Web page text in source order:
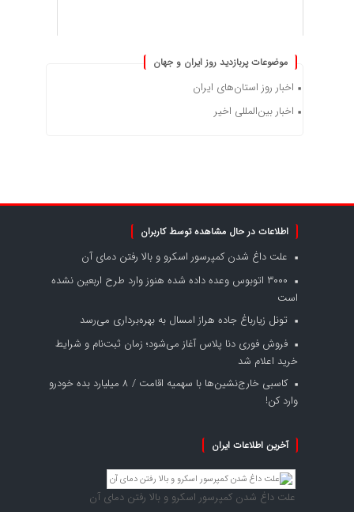
موضوعات پربازدید روز ایران و جهان
اخبار روز استان‌های ایران
اخبار بین‌المللی اخیر
اطلاعات در حال مشاهده توسط کاربران
علت داغ شدن کمپرسور اسکرو و بالا رفتن دمای آن
۳۰۰۰ اتوبوس وعده داده شده هنوز وارد طرح اربعین نشده
است
تونل زیارباغ جاده هراز امسال به بهره‌برداری می‌رسد
فروش فوری دنا پلاس آغاز می‌شود؛ زمان ثبت‌نام و شرایط
خرید اعلام شد
کاسبی خارج‌نشین‌ها با سهمیه اقامت / ۸ میلیارد بده خودرو
وارد کن!
آخرین اطلاعات ایران
علت داغ شدن کمپرسور اسکرو و بالا رفتن دمای آن